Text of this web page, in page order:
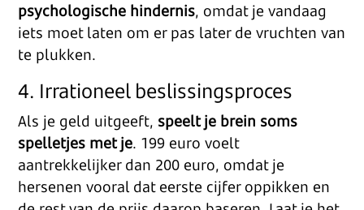
psychologische hindernis, omdat je vandaag
iets moet laten om er pas later de vruchten van
te plukken.
4. Irrationeel beslissingsproces
Als je geld uitgeeft, speelt je brein soms
spelletjes met je. 199 euro voelt
aantrekkelijker dan 200 euro, omdat je
hersenen vooral dat eerste cijfer oppikken en